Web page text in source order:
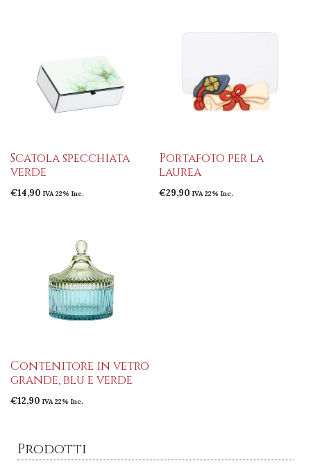
Scatola specchiata
verde
€14,90 IVA 22% Inc.
Portafoto per la
laurea
€29,90 IVA 22% Inc.
Contenitore in vetro
grande, blu e verde
€12,90 IVA 22% Inc.
Prodotti